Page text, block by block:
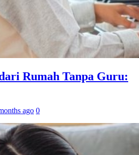
Rumah Tanpa Guru:
ago 0